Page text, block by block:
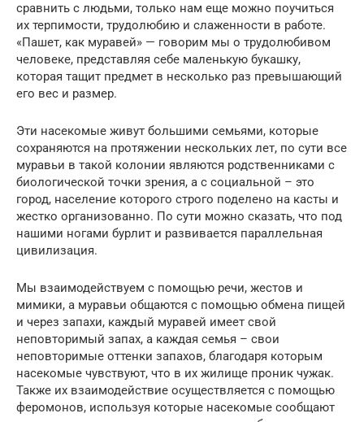
сравнить с людьми, только нам еще можно поучиться
их терпимости, трудолюбию и слаженности в работе.
«Пашет, как муравей» — говорим мы о трудолюбивом
человеке, представляя себе маленькую букашку,
которая тащит предмет в несколько раз превышающий
его вес и размер.
Эти насекомые живут большими семьями, которые
сохраняются на протяжении нескольких лет, по сути все
муравьи в такой колонии являются родственниками с
биологической точки зрения, а с социальной – это
город, население которого строго поделено на касты и
жестко организованно. По сути можно сказать, что под
нашими ногами бурлит и развивается параллельная
цивилизация.
Мы взаимодействуем с помощью речи, жестов и
мимики, а муравьи общаются с помощью обмена пищей
и через запахи, каждый муравей имеет свой
неповторимый запах, а каждая семья – свои
неповторимые оттенки запахов, благодаря которым
насекомые чувствуют, что в их жилище проник чужак.
Также их взаимодействие осуществляется с помощью
феромонов, используя которые насекомые сообщают